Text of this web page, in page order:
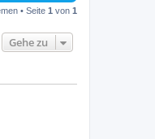
• Seite 1 von 1
Gehe zu